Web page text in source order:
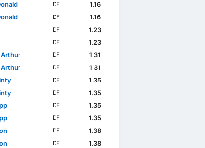
DF
1.16
DF
1.16
DF
1.23
DF
1.23
DF
1.31
DF
1.31
DF
1.35
DF
1.35
DF
1.35
DF
1.35
DF
1.38
DF
1.38